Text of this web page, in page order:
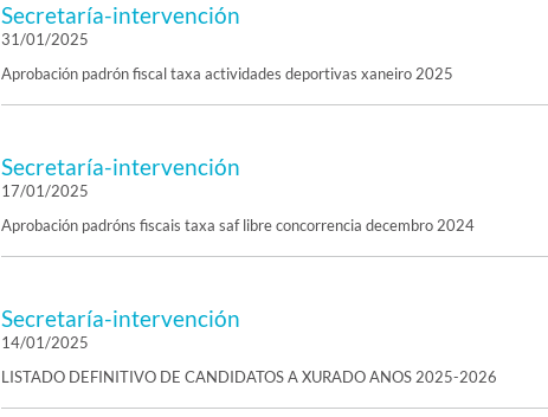
Secretaría-intervención
31/01/2025
Aprobación padrón fiscal taxa actividades deportivas xaneiro 2025
Secretaría-intervención
17/01/2025
Aprobación padróns fiscais taxa saf libre concorrencia decembro 2024
Secretaría-intervención
14/01/2025
LISTADO DEFINITIVO DE CANDIDATOS A XURADO ANOS 2025-2026